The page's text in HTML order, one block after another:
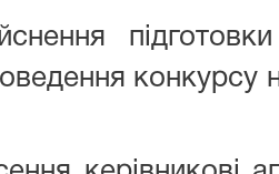
конкурсу